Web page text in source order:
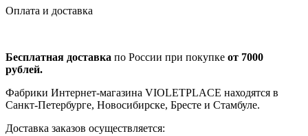
Оплата и доставка
Бесплатная доставка по России при покупке от 7000
рублей.
Фабрики Интернет-магазина VIOLETPLACE находятся в
Санкт-Петербурге, Новосибирске, Бресте и Стамбуле.
Доставка заказов осуществляется: